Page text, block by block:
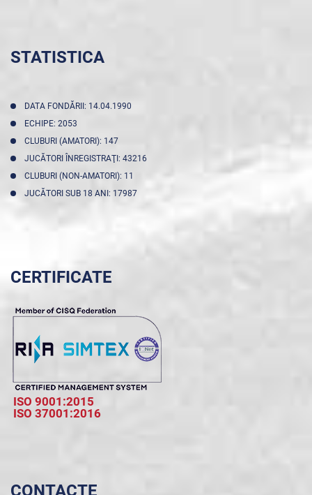
STATISTICA
DATA FONDĂRII: 14.04.1990
ECHIPE: 2053
CLUBURI (AMATORI): 147
JUCĂTORI ÎNREGISTRAŢI: 43216
CLUBURI (NON-AMATORI): 11
JUCĂTORI SUB 18 ANI: 17987
CERTIFICATE
ISO 9001:2015
ISO 37001:2016
CONTACTE